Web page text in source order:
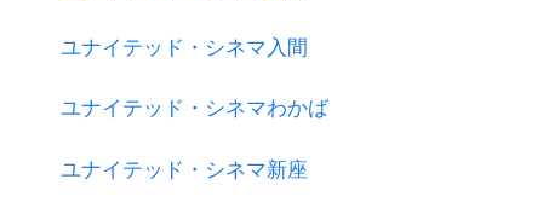
ユナイテッド・シネマ入間
ユナイテッド・シネマわかば
ユナイテッド・シネマ新座